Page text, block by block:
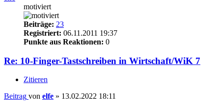
motiviert
Beiträge: 23
Registriert: 06.11.2011 19:37
Punkte aus Reaktionen: 0
Re: 10-Finger-Tastschreiben in Wirtschaft/WiK 7
Zitieren
Beitrag von elfe » 13.02.2022 18:11